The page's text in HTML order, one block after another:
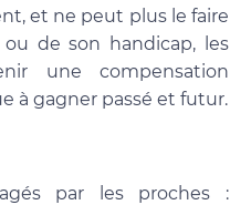
et ne peut plus le faire
de son handicap, les
une compensation
à gagner passé et futur.
par les proches :